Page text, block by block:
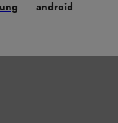
android